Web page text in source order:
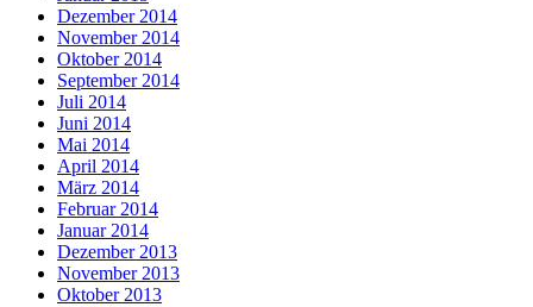
Dezember 2014
November 2014
Oktober 2014
September 2014
Juli 2014
Juni 2014
Mai 2014
April 2014
März 2014
Februar 2014
Januar 2014
Dezember 2013
November 2013
Oktober 2013